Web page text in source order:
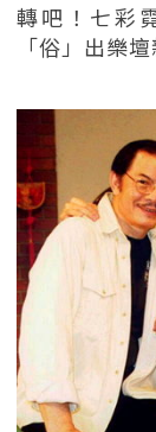
轉吧！七彩
「俗」出樂